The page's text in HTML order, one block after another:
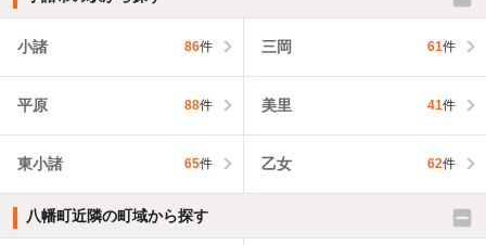
小諸 86件 三岡 61件
平原 88件 美里 41件
東小諸 65件 乙女 62件
八幡町近隣の町域から探す